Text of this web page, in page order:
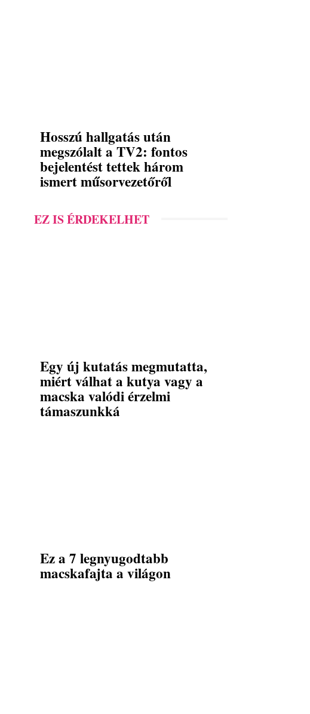
Hosszú hallgatás után
megszólalt a TV2: fontos
bejelentést tettek három
ismert műsorvezetőről
EZ IS ÉRDEKELHET
Egy új kutatás megmutatta,
miért válhat a kutya vagy a
macska valódi érzelmi
támaszunkká
Ez a 7 legnyugodtabb
macskafajta a világon